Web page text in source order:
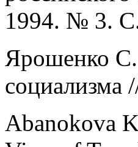
1994. № 3.
Ярошенко С.
социализма
Abanokova